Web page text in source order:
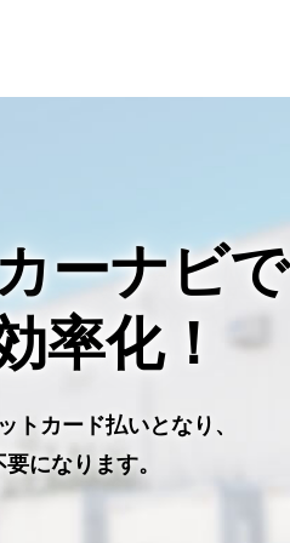
ーナビで
率化！
トカード払いとなり、
になります。